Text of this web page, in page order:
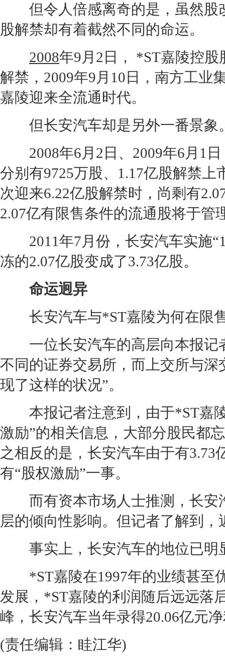
但令人倍感离奇的是，虽然股
股解禁却有着截然不同的命运。
2008年9月2日， *ST嘉陵控
解禁，2009年9月10日，南方工业
嘉陵迎来全流通时代。
但长安汽车却是另外一番景象
2008年6月2日、2009年6月1
分别有9725万股、1.17亿股解禁上
次迎来6.22亿股解禁时，尚剩有
2.07亿有限售条件的流通股将于管
2011年7月份， 长安汽车实施
冻的2.07亿股变成了3.73亿股。
命运迥异
长安汽车与*ST嘉陵为何在限
一位长安汽车的高层向本报记
不同的证券交易所，而上交所与
现了这样的状况”。
本报记者注意到，由于*ST嘉陵
激励”的相关信息，大部分股民都
之相反的是， 长安汽车由于有3.73
有“股权激励”一事。
而有资本市场人士推测， 长安
层的倾向性影响。但记者了解到，
事实上， 长安汽车的地位已明
*ST嘉陵在1997年的业绩甚至
发展，*ST嘉陵的利润随后远远落
峰， 长安汽车当年录得20.06亿元
(责任编辑：眭江华)